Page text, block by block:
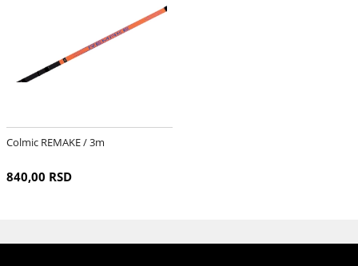
Colmic REMAKE / 3m
840,00 RSD